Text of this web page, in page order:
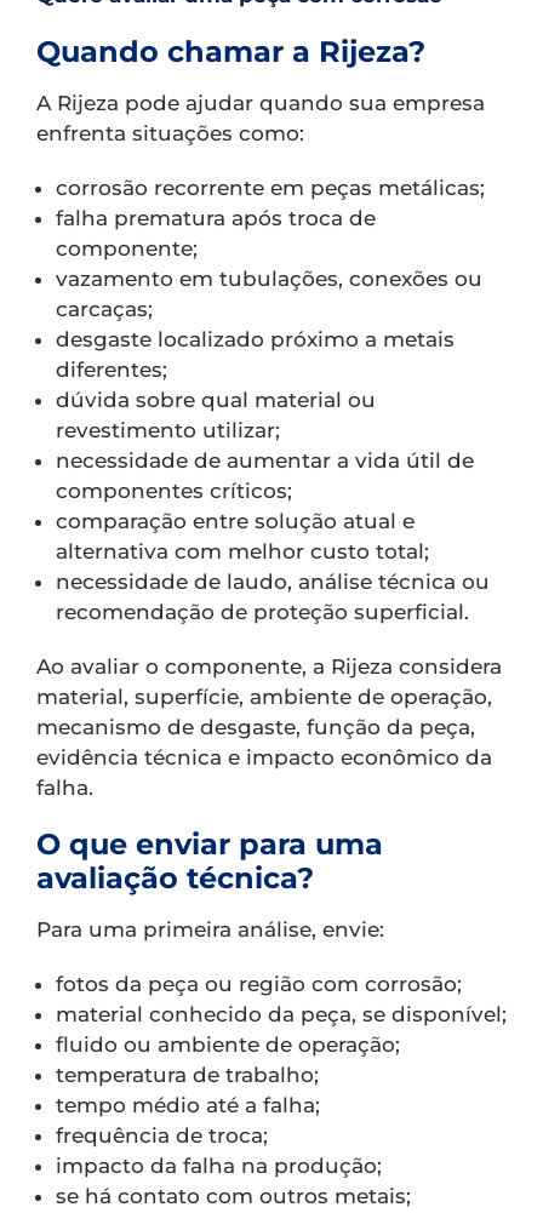
Quando chamar a Rijeza?
A Rijeza pode ajudar quando sua empresa
enfrenta situações como:
corrosão recorrente em peças metálicas;
falha prematura após troca de
componente;
vazamento em tubulações, conexões ou
carcaças;
desgaste localizado próximo a metais
diferentes;
dúvida sobre qual material ou
revestimento utilizar;
necessidade de aumentar a vida útil de
componentes críticos;
comparação entre solução atual e
alternativa com melhor custo total;
necessidade de laudo, análise técnica ou
recomendação de proteção superficial.
Ao avaliar o componente, a Rijeza considera
material, superfície, ambiente de operação,
mecanismo de desgaste, função da peça,
evidência técnica e impacto econômico da
falha.
O que enviar para uma
avaliação técnica?
Para uma primeira análise, envie:
fotos da peça ou região com corrosão;
material conhecido da peça, se disponível;
fluido ou ambiente de operação;
temperatura de trabalho;
tempo médio até a falha;
frequência de troca;
impacto da falha na produção;
se há contato com outros metais;